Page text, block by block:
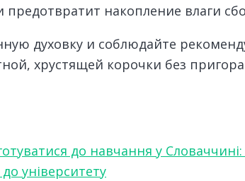
накопление влаги
духовку и соблюдайте
хрустящей корочки без
до навчання у
університету